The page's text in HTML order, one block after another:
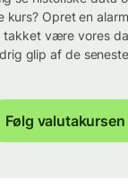
kurs? Opret en
være vores
glip af de
Følg valutakursen